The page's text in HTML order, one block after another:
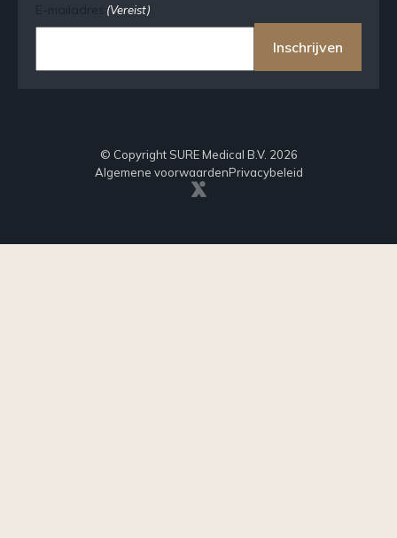
(Vereist)
Inschrijven
© Copyright SURE Medical B.V. 2026
Algemene voorwaardenPrivacybeleid